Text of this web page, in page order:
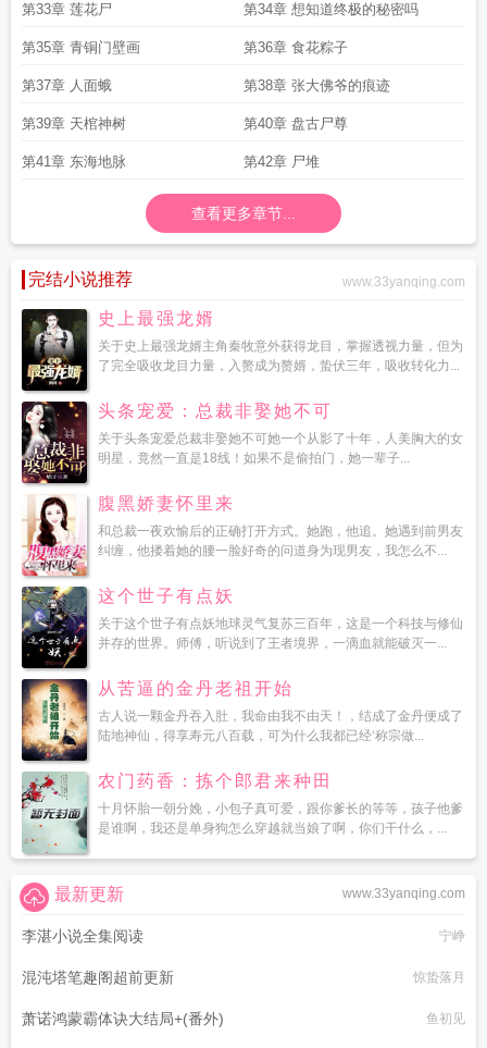
第33章 莲花尸 第34章 想知道终极的秘密吗
第35章 青铜门壁画 第36章 食花粽子
第37章 人面蛾 第38章 张大佛爷的痕迹
第39章 天棺神树 第40章 盘古尸尊
第41章 东海地脉 第42章 尸堆
查看更多章节...
完结小说推荐 www.33yanqing.com
史上最强龙婿
关于史上最强龙婿主角秦牧意外获得龙目，掌握透视力量，但为
了完全吸收龙目力量，入赘成为赘婿，蛰伏三年，吸收转化力...
头条宠爱：总裁非娶她不可
关于头条宠爱总裁非娶她不可她一个从影了十年，人美胸大的女
明星，竟然一直是18线！如果不是偷拍门，她一辈子...
腹黑娇妻怀里来
和总裁一夜欢愉后的正确打开方式。她跑，他追。她遇到前男友
纠缠，他搂着她的腰一脸好奇的问道身为现男友，我怎么不...
这个世子有点妖
关于这个世子有点妖地球灵气复苏三百年，这是一个科技与修仙
并存的世界。师傅，听说到了王者境界，一滴血就能破灭一...
从苦逼的金丹老祖开始
古人说一颗金丹吞入肚，我命由我不由天！，结成了金丹便成了
陆地神仙，得享寿元八百载，可为什么我都已经‘称宗做...
农门药香：拣个郎君来种田
十月怀胎一朝分娩，小包子真可爱，跟你爹长的等等，孩子他爹
是谁啊，我还是单身狗怎么穿越就当娘了啊，你们干什么，...
www.33yanqing.com
最新更新
李湛小说全集阅读 宁峥
混沌塔笔趣阁超前更新 惊蛰落月
萧诺鸿蒙霸体诀大结局+(番外) 鱼初见